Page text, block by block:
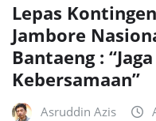
Lepas
Jambore
Bantaeng :
Kebersamaan”
Asruddin Azis